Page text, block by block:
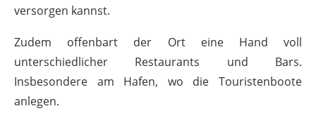
versorgen kannst.
Zudem offenbart der Ort eine Hand voll
unterschiedlicher Restaurants und Bars.
Insbesondere am Hafen, wo die Touristenboote
anlegen.